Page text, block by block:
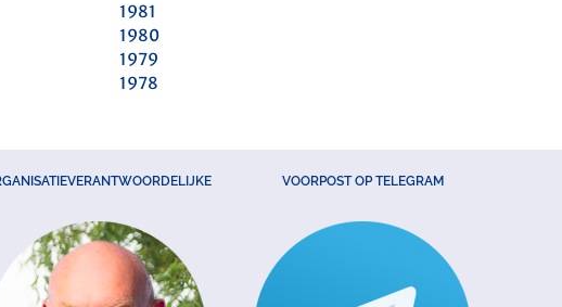
1981
1980
1979
1978
VOORPOST OP TELEGRAM